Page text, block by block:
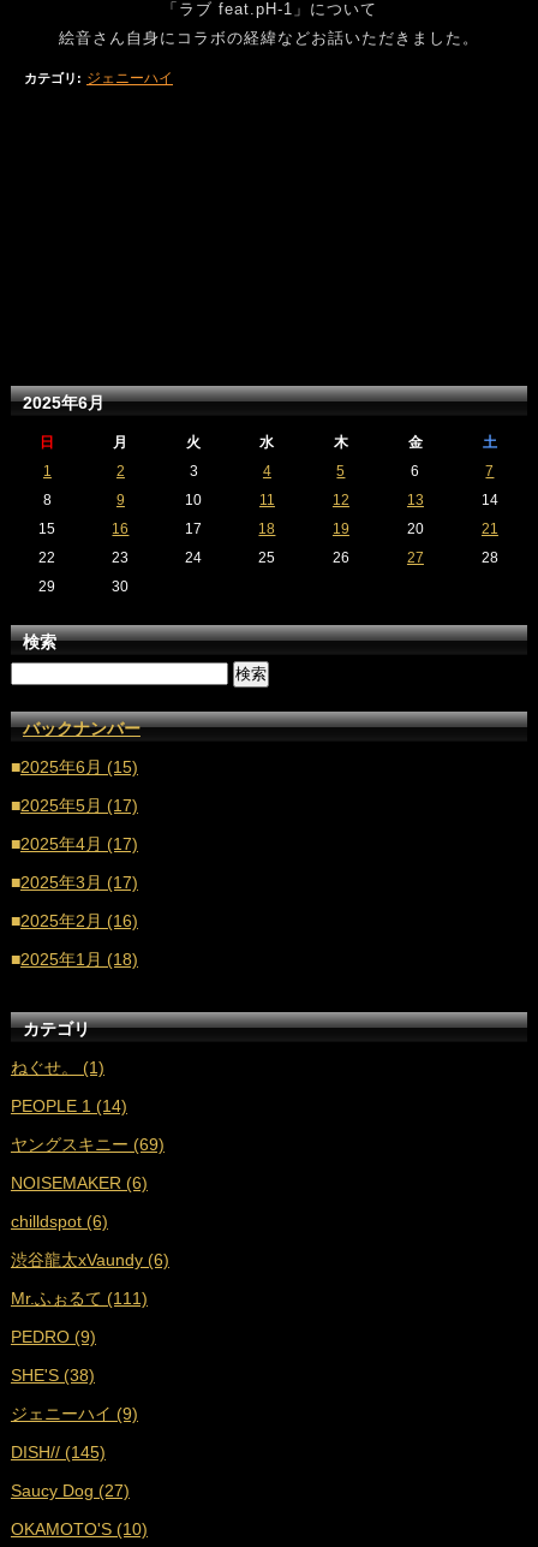
「ラブ feat.pH-1」について
絵音さん自身にコラボの経緯などお話いただきました。
カテゴリ : ジェニーハイ
2025年6月
日 月 火 水 木 金
土
1
2 3 4 5 6
7
8
9 10 11 12 13
14
15
16 17 18 19 20
21
22
23 24 25 26 27
28
29
30
検索
バックナンバー
■2025年6月 (15)
■2025年5月 (17)
■2025年4月 (17)
■2025年3月 (17)
■2025年2月 (16)
■2025年1月 (18)
2024年11月 (17)
■2024年10月 (18)
■2024年9月 (19)
■2024年8月 (17)
■2024年7月 (18)
■2024年6月 (17)
■2024年5月 (18)
■2024年4月 (16)
■2024年3月 (17)
■2024年2月 (17)
■2024年1月 (18)
■2023年12月 (17)
■2023年11月 (19)
■2023年10月 (17)
カテゴリ
ねぐせ。 (1)
PEOPLE 1 (14)
ヤングスキニー (69)
NOISEMAKER (6)
chilldspot (6)
渋谷龍太xVaundy (6)
Mr.ふぉるて (111)
PEDRO (9)
SHE'S (38)
ジェニーハイ (9)
DISH// (145)
Saucy Dog (27)
OKAMOTO'S (10)